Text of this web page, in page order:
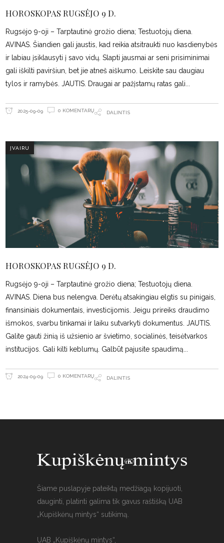
HOROSKOPAS RUGSĖJO 9 D.
Rugsėjo 9-oji – Tarptautinė grožio diena; Testuotojų diena.
AVINAS. Šiandien gali jaustis, kad reikia atsitraukti nuo kasdienybės
ir labiau įsiklausyti į savo vidų. Slapti jausmai ar seni prisiminimai
gali iškilti paviršiun, bet jie atneš aiškumo. Leiskite sau daugiau
tylos ir ramybės. JAUTIS. Draugai ar pažįstamų ratas gali
2025-09-09 0 KOMENTARŲ DALINTIS
ĮVAIRU
HOROSKOPAS RUGSĖJO 9 D.
Rugsėjo 9-oji – Tarptautinė grožio diena; Testuotojų diena.
AVINAS. Diena bus nelengva. Derėtų atsakingiau elgtis su pinigais,
finansiniais dokumentais, investicijomis. Jeigu prireiks draudimo
išmokos, svarbu tinkamai ir laiku sutvarkyti dokumentus. JAUTIS.
Galite gauti žinią iš užsienio ar švietimo, socialinės, teisėtvarkos
institucijos. Gali kilti keblumų. Galbūt pajusite spaudimą
2024-09-09 0 KOMENTARŲ DALINTIS
Šiame puslapyje pateiktą medžiagą kopijuoti,
dauginti, platinti galima tik gavus raštišką UAB
„Kupiškėnų mintys“ sutikimą.
UAB „Kupiškėnų mintys“,